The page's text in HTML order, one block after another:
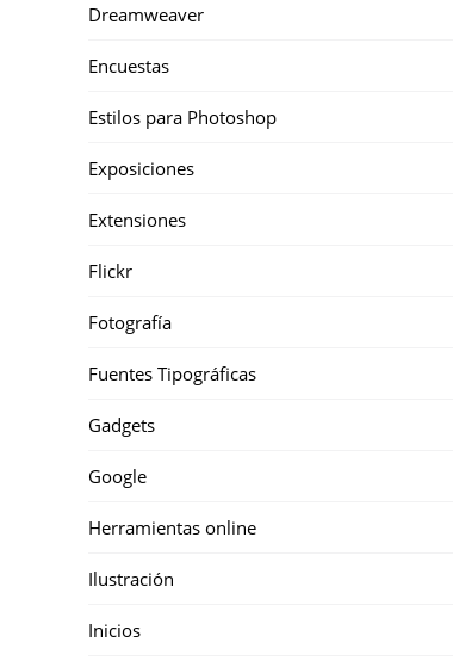
Dreamweaver
Encuestas
Estilos para Photoshop
Exposiciones
Extensiones
Flickr
Fotografía
Fuentes Tipográficas
Gadgets
Google
Herramientas online
Ilustración
Inicios